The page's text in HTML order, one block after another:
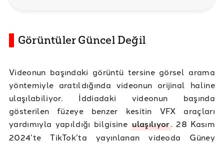
Görüntüler Güncel Değil
Videonun başındaki görüntü tersine görsel arama
yöntemiyle aratıldığında videonun orijinal haline
ulaşılabiliyor. İddiadaki videonun başında
gösterilen füzeye benzer kesitin VFX araçları
yardımıyla yapıldığı bilgisineulaşılıyor. 28 Kasım
2024’te TikTok’ta yayınlanan videoda Güney